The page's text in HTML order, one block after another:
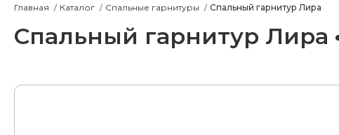
Главная Каталог Спальные гарнитуры Спальный гарнитур Лира
Спальный гарнитур Лира